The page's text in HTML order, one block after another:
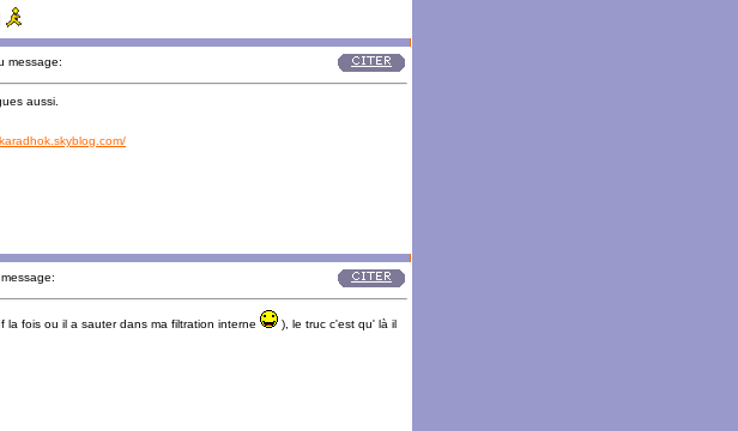
message:
aussi.
fois ou il a sauter dans ma filtration interne
), le truc c'est qu' là il